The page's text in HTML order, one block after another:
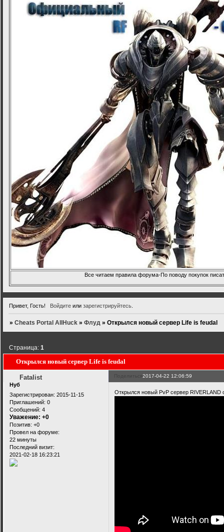
Все читаем правила форума-По поводу покупок
Привет, Гость! Войдитеили зарегистрируйтесь.
»Cheats Portal AllHuck »Флуд »Открылся новый сервер Life is feudal
Открылся новый сервер Life is feudal
Страница:1
Поделиться2017-04-22 12:06:59
Fatalist
Нуб
Зарегистрирован: 2015-11-15
Приглашений: 0
Сообщений: 4
Уважение: +0
Позитив: +0
Провел на форуме:
22 минуты
Последний визит:
2021-02-18 16:23:21
Открылся новый PvP сервер RIVERLAND